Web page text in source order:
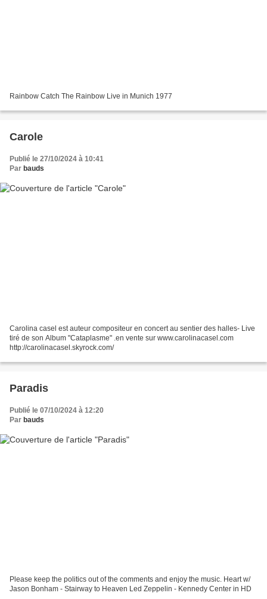
Rainbow Catch The Rainbow Live in Munich 1977
Carole
Publié le 27/10/2024 à 10:41
Par bauds
Carolina casel est auteur compositeur en concert au sentier des halles- Live
tiré de son Album "Cataplasme" .en vente sur www.carolinacasel.com
http://carolinacasel.skyrock.com/
Paradis
Publié le 07/10/2024 à 12:20
Par bauds
Please keep the politics out of the comments and enjoy the music. Heart w/
Jason Bonham - Stairway to Heaven Led Zeppelin - Kennedy Center in HD